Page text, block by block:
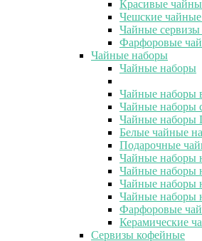
Красивые
Чешские
Чайные сервизы
Фарфоровые
Чайные наборы
Чайные наборы
Чайные наборы
Чайные наборы
Чайные наборы
Белые чайные
Подарочные
Чайные наборы
Чайные наборы
Чайные наборы
Чайные наборы
Фарфоровые
Керамические
Сервизы кофейные